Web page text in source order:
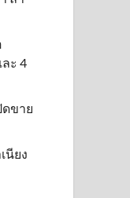
ะ 4
ดขาย
นียง